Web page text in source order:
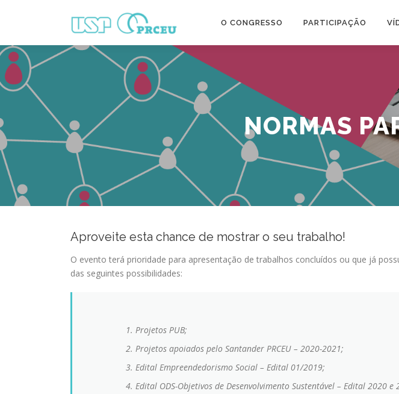
conteúdo
O CONGRESSO PARTICIPAÇÃO
NORMAS
Aproveite esta chance de mostrar o seu trabalho!
O evento terá prioridade para apresentação de trabalhos concluídos ou que já
das seguintes possibilidades:
Projetos PUB;
Projetos apoiados pelo Santander PRCEU – 2020-2021;
Edital Empreendedorismo Social – Edital 01/2019;
Edital ODS-Objetivos de Desenvolvimento Sustentável – Edital 2020 e